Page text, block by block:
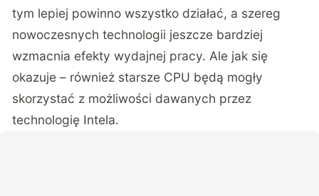
tym lepiej powinno wszystko działać, a szereg
nowoczesnych technologii jeszcze bardziej
wzmacnia efekty wydajnej pracy. Ale jak się
okazuje – również starsze CPU będą mogły
skorzystać z możliwości dawanych przez
technologię Intela.